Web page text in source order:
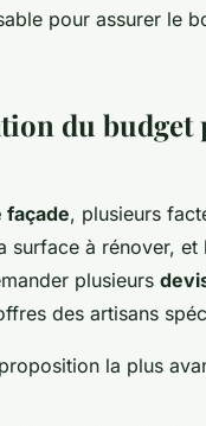
pour assurer le
du budget
façade, plusieurs
à rénover, et
plusieurs
des artisans
la plus